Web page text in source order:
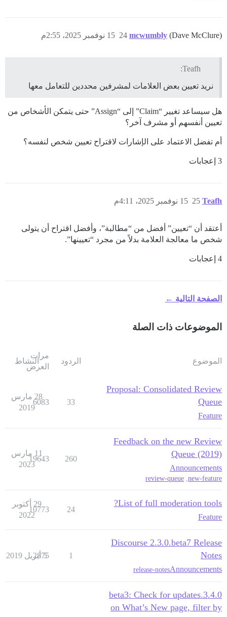
mcwumbly (Dave McClure) 15 نوفمبر 2025، 2:55م 24
Teafh:
نريد تعيين بعض العلامات لمشرفين محددين للتعامل معها
هل سيساعد تغيير “Claim” إلى “Assign” حتى يتمكن الأشخاص من
تعيين أنفسهم أو مشرف آخر؟
أم تفضل الاعتماد على الإشارات لاقتراح تعيين شخص لنفسه؟
3 إعجابات
Teafh 15 نوفمبر 2025، 4:11م 25
أعتقد أن “تعيين” أفضل من “مطالبة”، وأفضل اقتراح أن يتولى
شخص ما معالجة العلامة بدلاً من مجرد “تعيينها”.
4 إعجابات
الصفحة التالية ←
الموضوعات ذات الصلة
الموضوع الردود
مرات
العرض
النشاط
Proposal: Consolidated Review
Queue
Feature
33
6083
28 مارس
2019
Feedback on the new Review
Queue (2019)
Announcements
new-feature
,
review-queue
260
19643
11 مارس
2023
List of full moderation tools?
Feature
24
10773
29 أكتوبر
2022
Discourse 2.3.0.beta7 Release
Notes
Announcements
release-notes
1
2875
5 أبريل 2019
3.4.0.beta3: Check for updates
on What’s New page, filter by